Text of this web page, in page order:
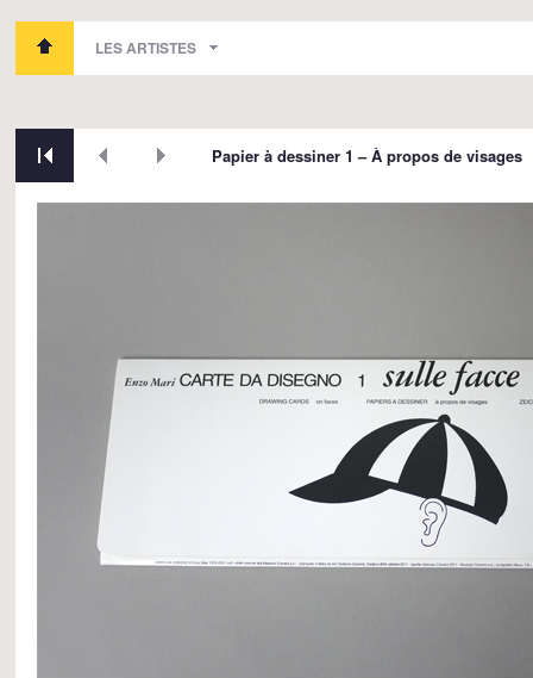
LES ARTISTES
Papier à dessiner 1 – À propos de visages